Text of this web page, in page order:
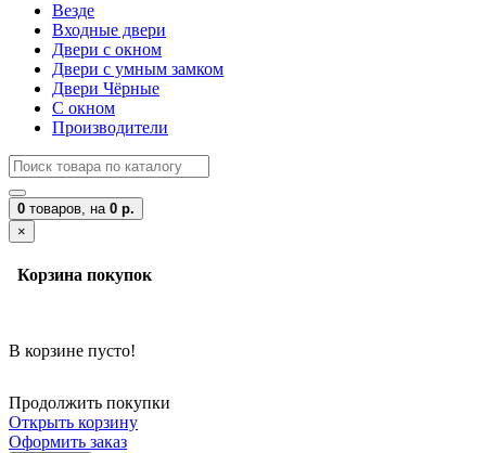
Везде
Входные двери
Двери с окном
Двери с умным замком
Двери Чёрные
C окном
Производители
0 товаров, на 0 р.
×
Корзина покупок
В корзине пусто!
Продолжить покупки
Открыть корзину
Оформить заказ